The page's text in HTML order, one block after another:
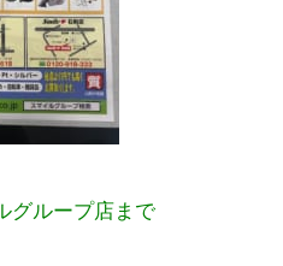
グループ店まで